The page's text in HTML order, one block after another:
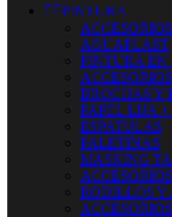
 PINTURA
AGUAPLAST
PINTURA EN
BROCHAS Y
PAPEL LIJA
ESPATULAS
PALETINAS
MASKING
RODILLOS Y